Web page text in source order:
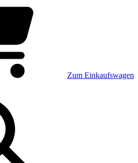
Zum Einkaufswagen